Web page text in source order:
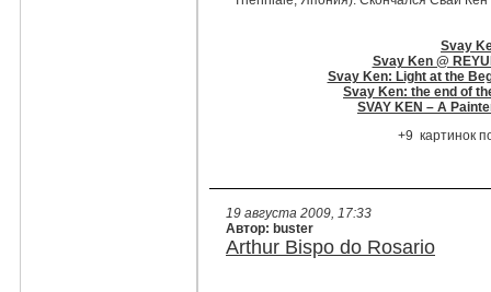
Svay
Svay Ken @
Svay Ken: Light at the
Svay Ken: the end of
SVAY KEN – A
+9 картинок
19 августа 2009, 17:33
Автор: buster
Arthur Bispo do Rosario